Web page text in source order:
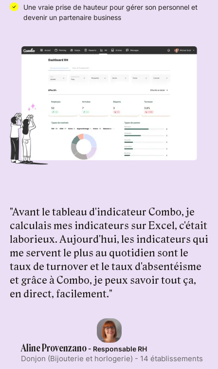
Une vraie prise de hauteur pour gérer son personnel et
devenir un partenaire business
"Avant le tableau d'indicateur Combo, je
calculais mes indicateurs sur Excel, c'était
laborieux. Aujourd'hui, les indicateurs qui
me servent le plus au quotidien sont le
taux de turnover et le taux d'absentéisme
et grâce à Combo, je peux savoir tout ça,
en direct, facilement."
Aline Provenzano - Responsable RH
Donjon (Bijouterie et horlogerie) - 14 établissements